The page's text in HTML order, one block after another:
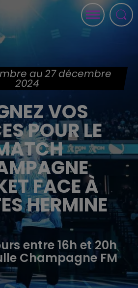
au 27 décembre
2024
VOS
POUR LE
FACE À
HERMINE
entre 16h et 20h
Champagne FM